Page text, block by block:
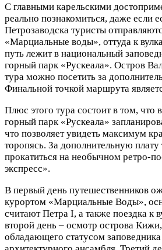
С главными карельскими
реально познакомиться, даже если
Петрозаводска туристы
«Марциальные воды», оттуда к
путь лежит в национальный
горный парк «Рускеала». Остров
тура можно посетить за
Финальной точкой маршрута
Плюс этого тура состоит в том, что
горный парк «Рускеала»
что позволяет увидеть максимум
торопясь. За дополнительную
прокатиться на необычном ретро-
экспресс».
В первый день путешественников
курортом «Марциальные Воды»,
считают Петра I, а также поездка к
второй день – осмотр острова
обладающего статусом